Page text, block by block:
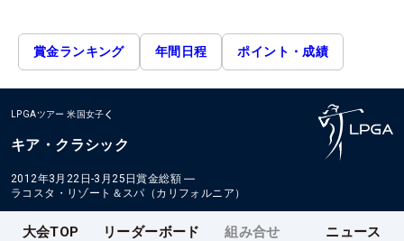
賞金ランキング 年間日程 ポイント・成績
LPGAツアー 米国女子
キア・クラシック
2012年3月22日-3月25日賞金総額 ―
ラコスタ・リゾート＆スパ（カリフォルニア）
大会TOP リーダーボード 組み合せ ニュース